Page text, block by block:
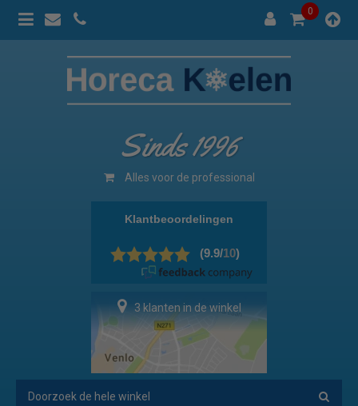
0
Sinds 1996
100% prijsgarantie
3 klanten in de winkel